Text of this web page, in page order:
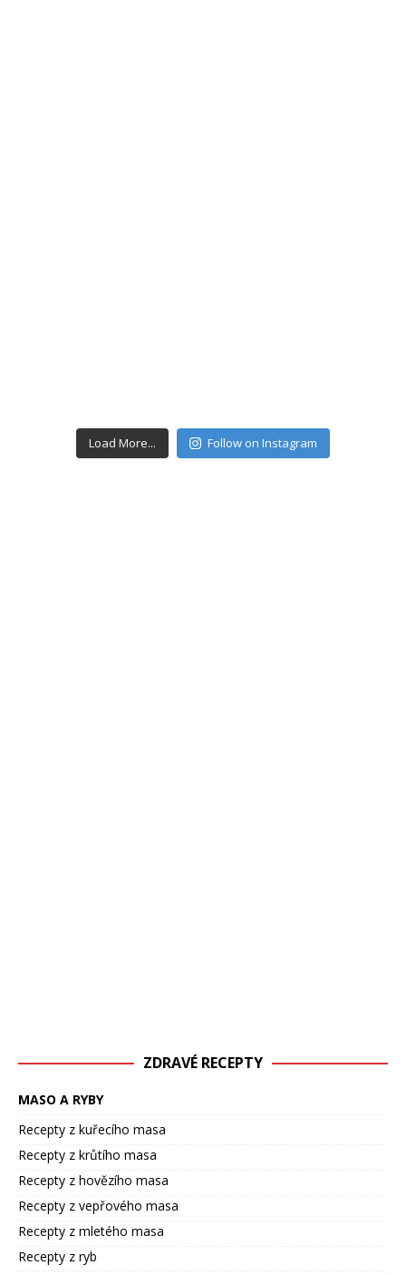
Load More... Follow on Instagram
ZDRAVÉ RECEPTY
MASO A RYBY
Recepty z kuřecího masa
Recepty z krůtího masa
Recepty z hovězího masa
Recepty z vepřového masa
Recepty z mletého masa
Recepty z ryb